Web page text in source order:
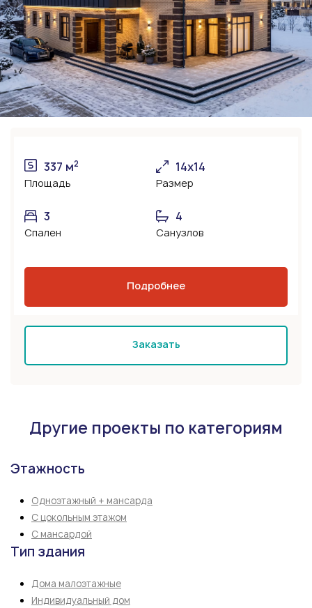
337 м2
Площадь
14х14
Размер
3
Спален
4
Санузлов
Подробнее
Заказать
Другие проекты по категориям
Этажность
Одноэтажный + мансарда
С цокольным этажом
С мансардой
Тип здания
Дома малоэтажные
Индивидуальный дом